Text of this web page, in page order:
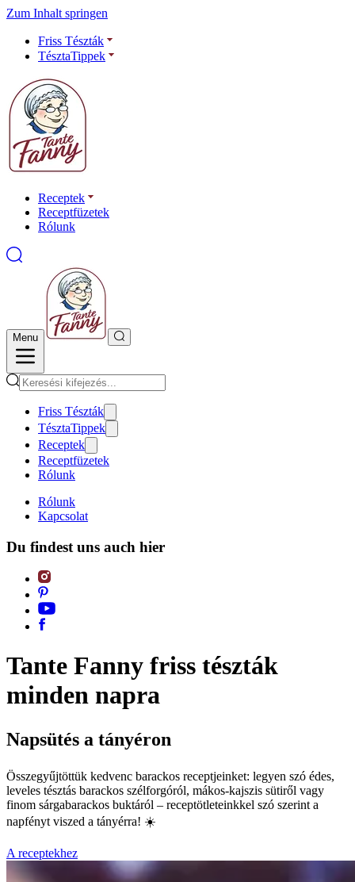
Zum Inhalt springen
Friss Tészták
TésztaTippek
Receptek
Receptfüzetek
Rólunk
Menu
Friss Tészták
TésztaTippek
Receptek
Receptfüzetek
Rólunk
Rólunk
Kapcsolat
Du findest uns auch hier
Tante Fanny friss tészták
minden napra
Napsütés a tányéron
Összegyűjtöttük kedvenc barackos receptjeinket: legyen szó édes,
leveles tésztás barackos szélforgóról, mákos-kajszis sütiről vagy
finom sárgabarackos buktáról – receptötleteinkkel szó szerint a
napfényt viszed a tányérra! ☀️
A receptekhez